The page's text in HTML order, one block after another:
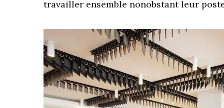
travailler ensemble nonobstant leur